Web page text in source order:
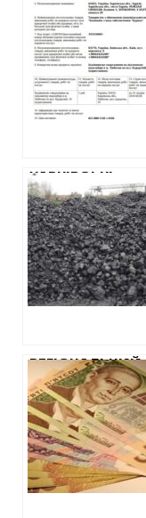
У ЛЮБОТИНІ,
БУДУЮТЬ ВЖЕ
ДЕСЯТЬ РОКІВ,
ДОКИНУЛИ ЩЕ
МАЙЖЕ
ХАРКІВСЬКІ
ЗАКУПЛЯТЬ
ВУГІЛЛЯ У
ДОНЧАНИНА,
ЯКИЙ
НА ПОСТАВКАХ
РЕГІОНАЛЬНИЙ
СЕРВІСНИЙ
ЦЕНТР МВС
ЗАМОВИЛО
КОНКУРСУ
РЕМОНТ
ПРИСТРОЮ У